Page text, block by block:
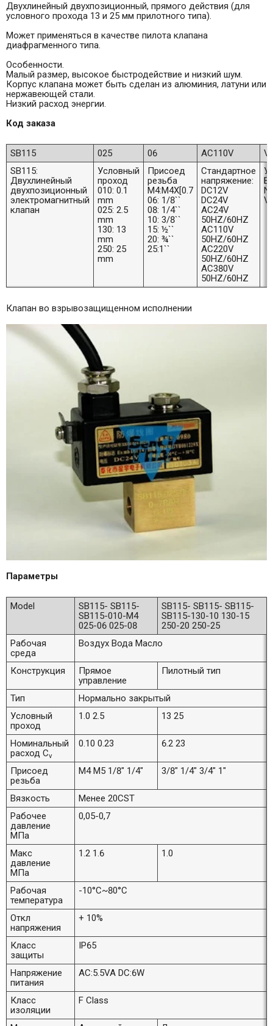
Двухлинейный двухпозиционный, прямого действия (для
условного прохода 13 и 25 мм прилотного типа).
Может применяться в качестве пилота клапана
диафрагменного типа.
Особенности.
Малый размер, высокое быстродействие и низкий шум.
Корпус клапана может быть сделан из алюминия, латуни или
нержавеющей стали.
Низкий расход энергии.
Код заказа
SB115 025 06 AC110V
V
SB115:
Двухлинейный
двухпозиционный
электромагнитный
клапан
Условный
проход
010: 0.1
mm
025: 2.5
mm
130: 13
mm
250: 25
mm
Присоед
резьба
M4:M4X[0.7
06: 1/8``
08: 1/4``
10: 3/8``
15: ½``
20: ¾``
25:1``
Стандартное
напряжение:
DC12V
DC24V
AC24V
50HZ/60HZ
AC110V
50HZ/60HZ
AC220V
50HZ/60HZ
AC380V
50HZ/60HZ
Клапан во взрывозащищенном исполнении
Параметры
Model
SB115- SB115-
SB115-010-M4
025-06 025-08
SB115- SB115- SB115-
SB115-130-10 130-15
250-20 250-25
Рабочая
среда
Воздух Вода Масло
Конструкция
Прямое
управление
Пилотный тип
Тип
Нормально закрытый
Условный
проход
1.0 2.5 13 25
Номинальный
расход Сv
0.10 0.23 6.2 23
Присоед
резьба
M4 M5 1/8" 1/4" 3/8" 1/4" 3/4" 1"
Вязкость
Менее 20CST
Рабочее
давление
МПа
0,05-0,7
Макс
давление
МПа
1.2 1.6 1.0
Рабочая
температура
-10°C~80°C
Откл
напряжения
+ 10%
Класс
защиты
IP65
Напряжение
питания
AC:5.5VA DC:6W
Класс
изоляции
F Class